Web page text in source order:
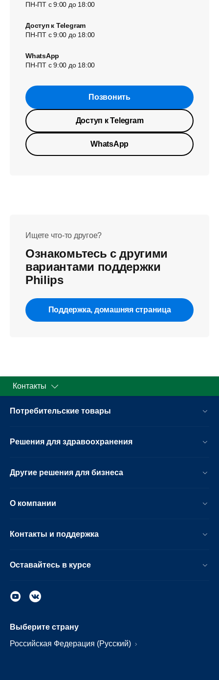
ПН-ПТ с 9:00 до 18:00
Доступ к Telegram
ПН-ПТ с 9:00 до 18:00
WhatsApp
ПН-ПТ с 9:00 до 18:00
Позвонить
Доступ к Telegram
WhatsApp
Ищете что-то другое?
Ознакомьтесь с другими
вариантами поддержки
Philips
Поддержка, домашняя страница
Контакты
Потребительские товары
Решения для здравоохранения
Другие решения для бизнеса
О компании
Контакты и поддержка
Оставайтесь в курсе
Выберите страну
Российская Федерация (Русский)